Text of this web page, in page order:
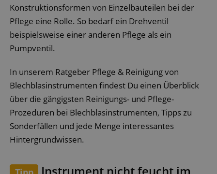
Konstruktionsformen von Einzelbauteilen bei der
Pflege eine Rolle. So bedarf ein Drehventil
beispielsweise einer anderen Pflege als ein
Pumpventil.
In unserem Ratgeber Pflege & Reinigung von
Blechblasinstrumenten findest Du einen Überblick
über die gängigsten Reinigungs- und Pflege-
Prozeduren bei Blechblasinstrumenten, Tipps zu
Sonderfällen und jede Menge interessantes
Hintergrundwissen.